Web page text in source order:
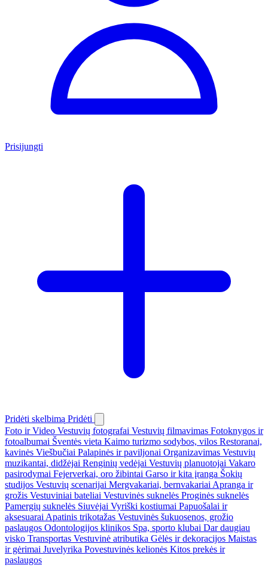
Prisijungti
Pridėti skelbimą Pridėti
Foto ir Video Vestuvių fotografai Vestuvių filmavimas Fotoknygos ir
fotoalbumai Šventės vieta Kaimo turizmo sodybos, vilos Restoranai,
kavinės Viešbučiai Palapinės ir paviljonai Organizavimas Vestuvių
muzikantai, didžėjai Renginių vedėjai Vestuvių planuotojai Vakaro
pasirodymai Fejerverkai, oro žibintai Garso ir kita įranga Šokių
studijos Vestuvių scenarijai Mergvakariai, bernvakariai Apranga ir
grožis Vestuviniai bateliai Vestuvinės suknelės Proginės suknelės
Pamergių suknelės Siuvėjai Vyriški kostiumai Papuošalai ir
aksesuarai Apatinis trikotažas Vestuvinės šukuosenos, grožio
paslaugos Odontologijos klinikos Spa, sporto klubai Dar daugiau
visko Transportas Vestuvinė atributika Gėlės ir dekoracijos Maistas
ir gėrimai Juvelyrika Povestuvinės kelionės Kitos prekės ir
paslaugos